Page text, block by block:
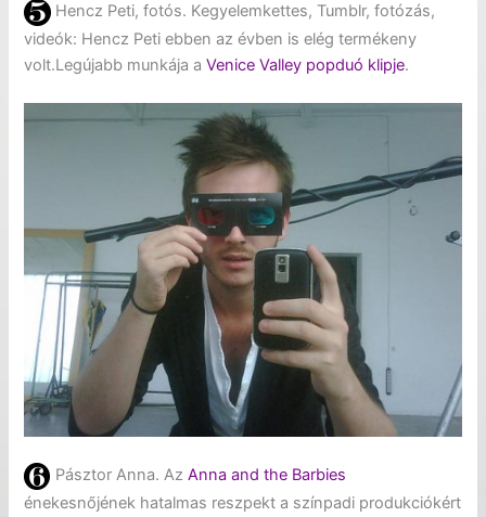
Hencz Peti, fotós. Kegyelemkettes, Tumblr, fotózás,
videók: Hencz Peti ebben az évben is elég termékeny
volt.Legújabb munkája aVenice Valley popduó klipje.
Pásztor Anna. AzAnna and the Barbies
énekesnőjének hatalmas reszpekt a színpadi produkciókért